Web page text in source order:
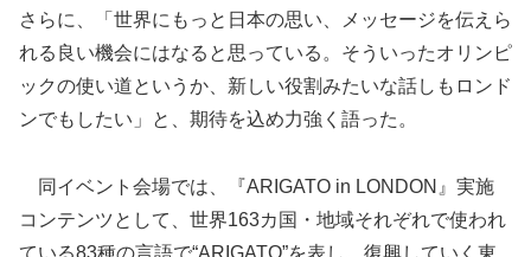
さらに、「世界にもっと日本の思い、メッセージを伝えら
れる良い機会にはなると思っている。そういったオリンピ
ックの使い道というか、新しい役割みたいな話しもロンド
ンでもしたい」と、期待を込め力強く語った。
同イベント会場では、『ARIGATO in LONDON』実施
コンテンツとして、世界163カ国・地域それぞれで使われ